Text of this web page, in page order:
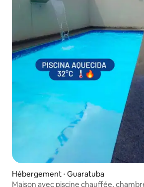
Hébergement ⋅ Guaratuba
Maison avec piscine chauffée,